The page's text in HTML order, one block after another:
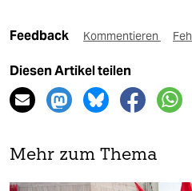
Feedback Kommentieren
Diesen Artikel teilen
Mehr zum Thema